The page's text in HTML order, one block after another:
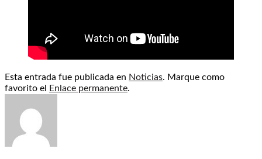
Esta entrada fue publicada en Noticias. Marque como
favorito el
Enlace permanente.